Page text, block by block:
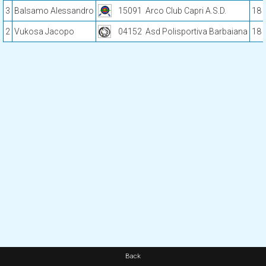
3 Balsamo Alessandro 15091 Arco Club Capri A.S.D. 18
2 Vukosa Jacopo 04152 Asd Polisportiva Barbaiana 18
Back